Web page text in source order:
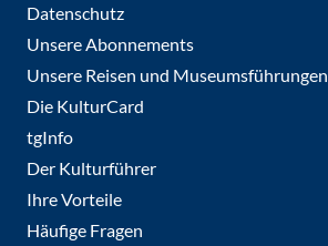
Datenschutz
Unsere Abonnements
Unsere Reisen und Museumsführungen
Die KulturCard
tgInfo
Der Kulturführer
Ihre Vorteile
Häufige Fragen